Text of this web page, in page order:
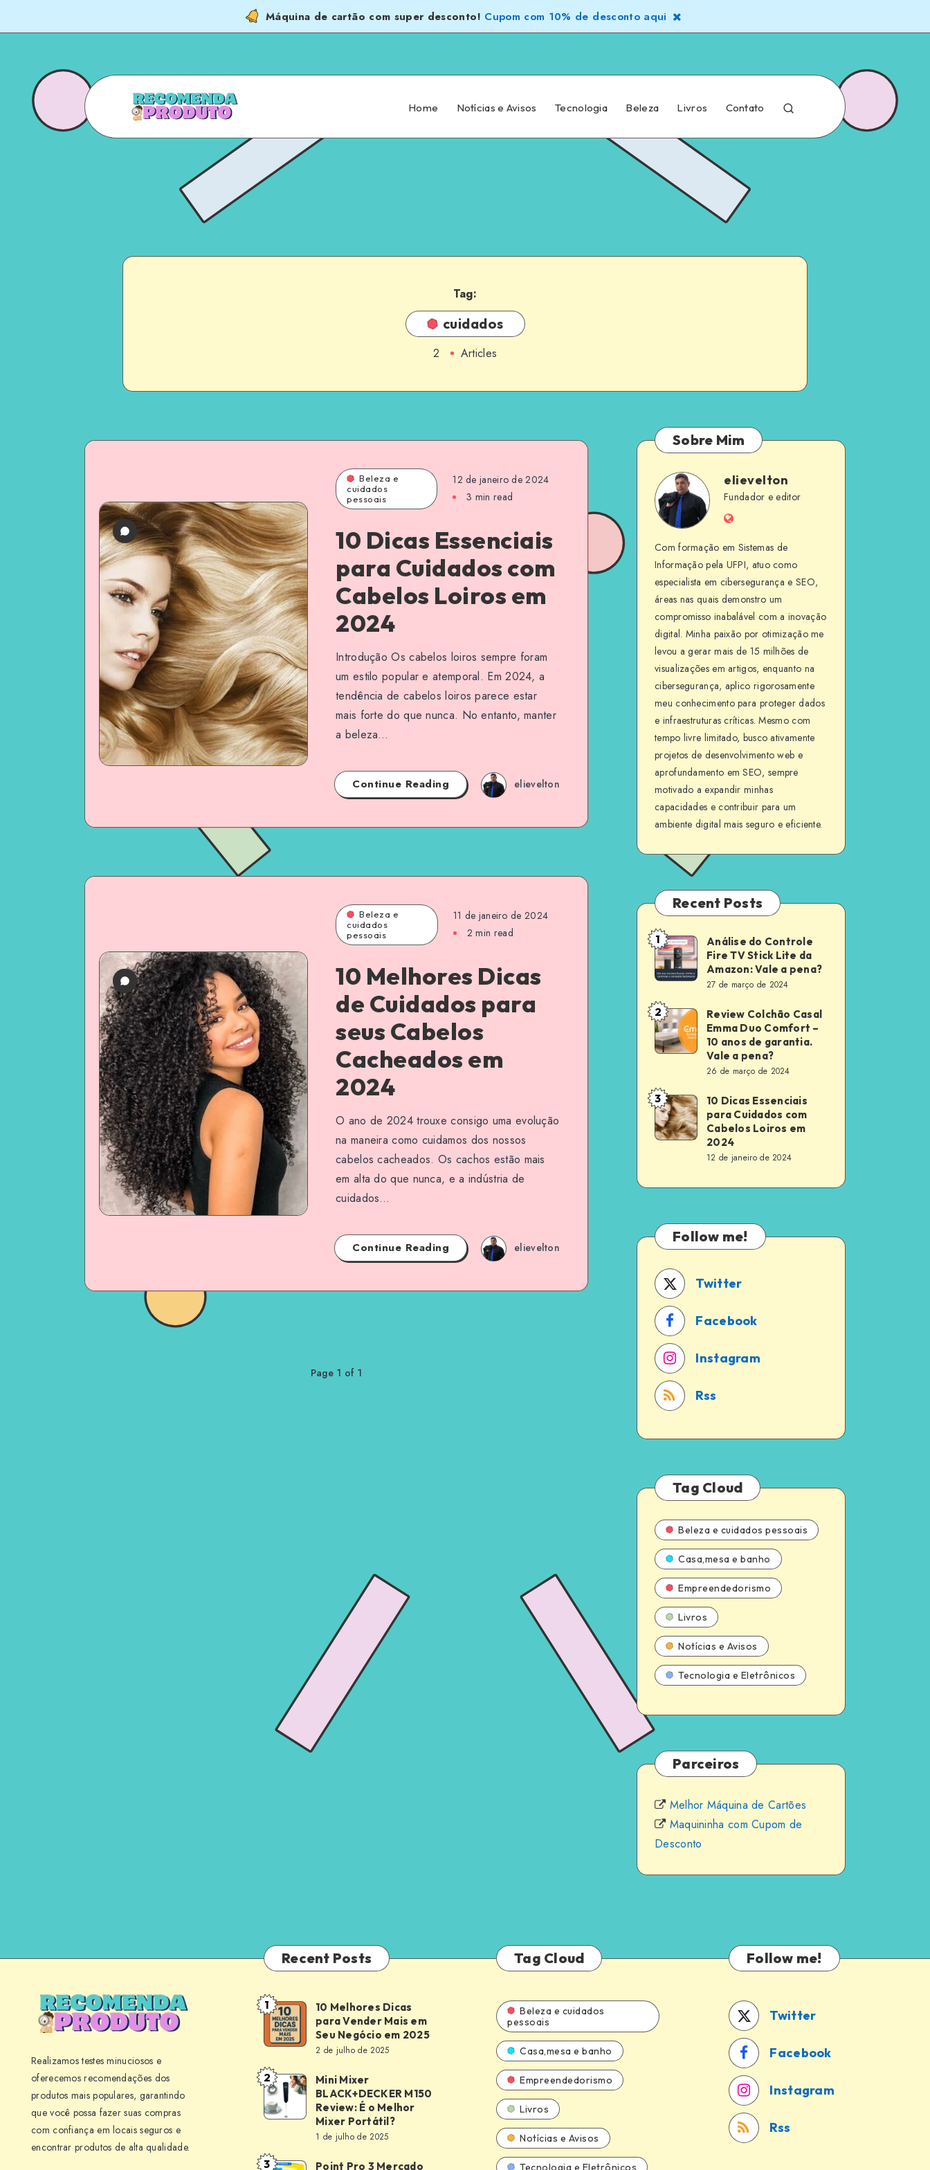
Máquina de cartão com super desconto! Cupom com 10% de desconto aqui
Home Notícias e Avisos Tecnologia Beleza Livros Contato
Tag:
cuidados
2 Articles
Beleza e
cuidados
pessoais
12 de janeiro de 2024
3 min read
10 Dicas Essenciais
para Cuidados com
Cabelos Loiros em
2024
Introdução Os cabelos loiros sempre foram
um estilo popular e atemporal. Em 2024, a
tendência de cabelos loiros parece estar
mais forte do que nunca. No entanto, manter
a beleza…
Continue Reading elievelton
Beleza e
cuidados
pessoais
11 de janeiro de 2024
2 min read
10 Melhores Dicas
de Cuidados para
seus Cabelos
Cacheados em
2024
O ano de 2024 trouxe consigo uma evolução
na maneira como cuidamos dos nossos
cabelos cacheados. Os cachos estão mais
em alta do que nunca, e a indústria de
cuidados…
Continue Reading elievelton
Page 1 of 1
Sobre Mim
elievelton
elievelton
Fundador e editor
Website
Com formação em Sistemas de
Informação pela UFPI, atuo como
especialista em cibersegurança e SEO,
áreas nas quais demonstro um
compromisso inabalável com a inovação
digital. Minha paixão por otimização me
levou a gerar mais de 15 milhões de
visualizações em artigos, enquanto na
cibersegurança, aplico rigorosamente
meu conhecimento para proteger dados
e infraestruturas críticas. Mesmo com
tempo livre limitado, busco ativamente
projetos de desenvolvimento web e
aprofundamento em SEO, sempre
motivado a expandir minhas
capacidades e contribuir para um
ambiente digital mais seguro e eficiente.
Recent Posts
Análise
do
Controle
Fire
TV
Stick
Amazon:
Vale
a
1
Análise do Controle
Fire TV Stick Lite da
Amazon: Vale a pena?
27 de março de 2024
Review
Colchão
Casal
Duo
Comfort
–
de
Vale
a
pena?
2
Review Colchão Casal
Emma Duo Comfort –
10 anos de garantia.
Vale a pena?
26 de março de 2024
10
Dicas
Essenciais
Cabelos
Loiros
2024
3
10 Dicas Essenciais
para Cuidados com
Cabelos Loiros em
2024
12 de janeiro de 2024
Follow me!
Twitter
Facebook
Instagram
Rss
Tag Cloud
Beleza e cuidados pessoais
Casa,mesa e banho
Empreendedorismo
Livros
Notícias e Avisos
Tecnologia e Eletrônicos
Parceiros
Melhor Máquina de Cartões
Maquininha com Cupom de
Desconto
Realizamos testes minuciosos e
oferecemos recomendações dos
produtos mais populares, garantindo
que você possa fazer suas compras
com confiança em locais seguros e
encontrar produtos de alta qualidade.
Recent Posts
10
Melhores
Dicas
para
Vender
Mais
Negócio
1
10 Melhores Dicas
para Vender Mais em
Seu Negócio em 2025
2 de julho de 2025
Mini
Mixer
BLACK+DECKER
Review:
2
Mini Mixer
BLACK+DECKER M150
Review: É o Melhor
Mixer Portátil?
1 de julho de 2025
3 Point Pro 3 Mercado
Tag Cloud
Beleza e cuidados
pessoais
Casa,mesa e banho
Empreendedorismo
Livros
Notícias e Avisos
Tecnologia e Eletrônicos
Follow me!
Twitter
Facebook
Instagram
Rss